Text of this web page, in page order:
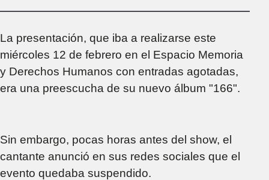
La presentación, que iba a realizarse este
miércoles 12 de febrero en el Espacio Memoria
y Derechos Humanos con entradas agotadas,
era una preescucha de su nuevo álbum "166".
Sin embargo, pocas horas antes del show, el
cantante anunció en sus redes sociales que el
evento quedaba suspendido.